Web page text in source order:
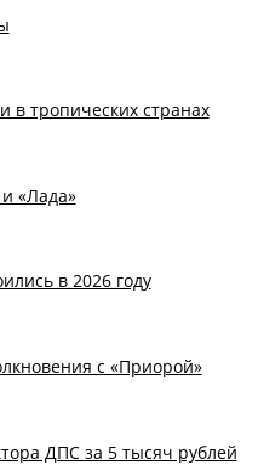
в тропических странах
«Лада»
в 2026 году
с «Приорой»
ДПС за 5 тысяч рублей